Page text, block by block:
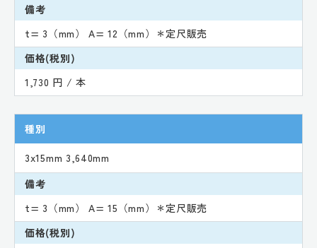
備考
t= 3（mm） A= 12（mm）＊定尺販売
価格(税別)
1,730 円 / 本
種別
3x15mm 3,640mm
備考
t= 3（mm） A= 15（mm）＊定尺販売
価格(税別)